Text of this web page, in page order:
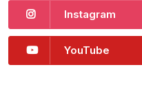
Instagram
YouTube